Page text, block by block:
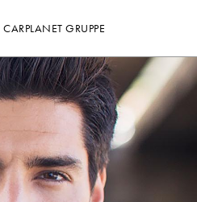
CARPLANET GRUPPE